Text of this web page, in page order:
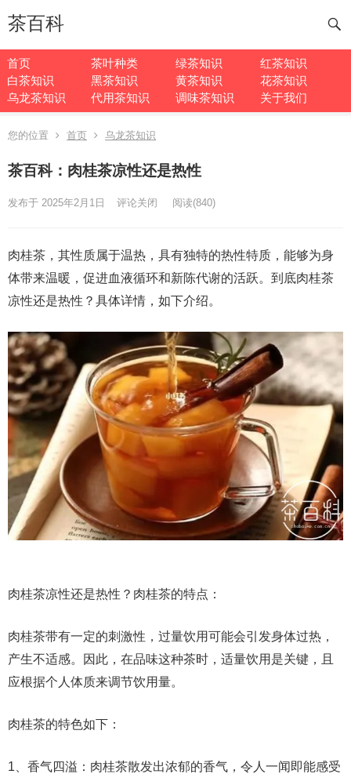
茶百科
首页 茶叶种类 绿茶知识
红茶知识
白茶知识
黑茶知识 黄茶知识
花茶知识
乌龙茶知识
代用茶知识 调味茶知识 关于我们
您的位置 首页 乌龙茶知识
茶百科：肉桂茶凉性还是热性
发布于 2025年2月1日 评论关闭 阅读(840)
肉桂茶，其性质属于温热，具有独特的热性特质，能够为身
体带来温暖，促进血液循环和新陈代谢的活跃。到底肉桂茶
凉性还是热性？具体详情，如下介绍。
肉桂茶凉性还是热性？肉桂茶的特点：
肉桂茶带有一定的刺激性，过量饮用可能会引发身体过热，
产生不适感。因此，在品味这种茶时，适量饮用是关键，且
应根据个人体质来调节饮用量。
肉桂茶的特色如下：
1、香气四溢：肉桂茶散发出浓郁的香气，令人一闻即能感受